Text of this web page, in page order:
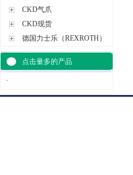
CKD气爪
CKD现货
德国力士乐（REXROTH）
点击量多的产品
·